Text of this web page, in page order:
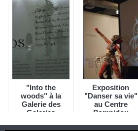
"Into the
woods" à la
Galerie des
Galeries
Exposition
"Danser sa vie"
au Centre
Pompidou